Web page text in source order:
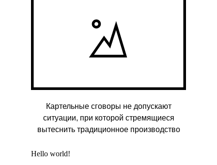
Hello world!
Картельные сговоры не допускают
ситуации, при которой стремящиеся
вытеснить традиционное производство